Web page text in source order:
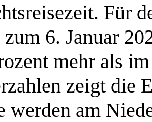
Für
6. Januar
mehr als
zeigt die
werden am